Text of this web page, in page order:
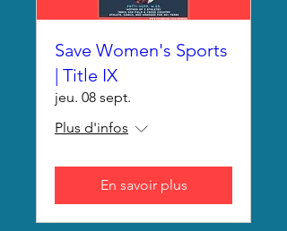
Save Women's Sports
| Title IX
jeu. 08 sept.
Plus d'infos
En savoir plus